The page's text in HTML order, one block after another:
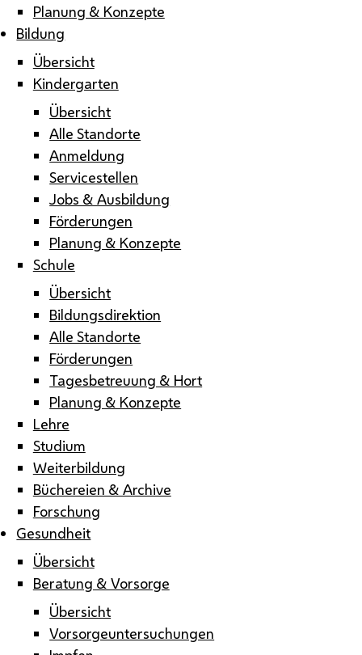
Planung & Konzepte
Bildung
Übersicht
Kindergarten
Übersicht
Alle Standorte
Anmeldung
Servicestellen
Jobs & Ausbildung
Förderungen
Planung & Konzepte
Schule
Übersicht
Bildungsdirektion
Alle Standorte
Förderungen
Tagesbetreuung & Hort
Planung & Konzepte
Lehre
Studium
Weiterbildung
Büchereien & Archive
Forschung
Gesundheit
Übersicht
Beratung & Vorsorge
Übersicht
Vorsorgeuntersuchungen